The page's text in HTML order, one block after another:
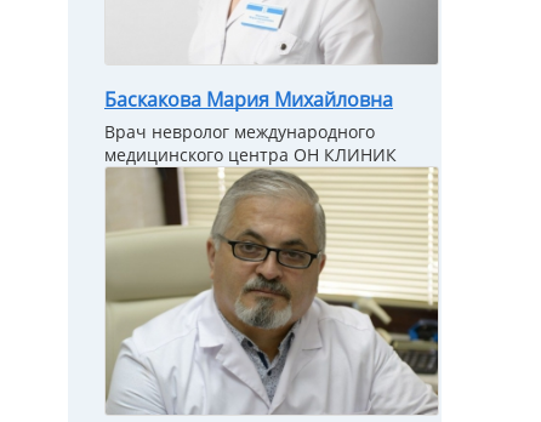
Баскакова Мария Михайловна
Врач невролог международного
медицинского центра ОН КЛИНИК